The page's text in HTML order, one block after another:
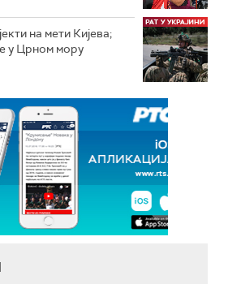
на мети Кијева;
у Црном мору